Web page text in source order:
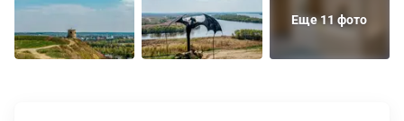
Еще 11 фото